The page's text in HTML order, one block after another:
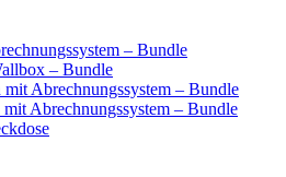
– Bundle
– Bundle
Abrechnungssystem – Bundle
Abrechnungssystem – Bundle